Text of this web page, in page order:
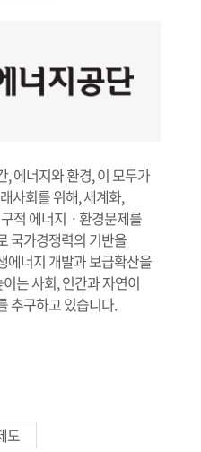
에너지와 환경, 이 모두가
사회를 위해, 세계화,
적 에너지ㆍ환경문제를
국가경쟁력의 기반을
에너지 개발과 보급확산을
는 사회, 인간과 자연이
추구하고 있습니다.
도